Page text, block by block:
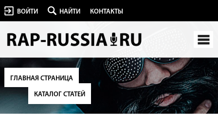
ВОЙТИ НАЙТИ КОНТАКТЫ
ГЛАВНАЯ СТРАНИЦА
КАТАЛОГ СТАТЕЙ